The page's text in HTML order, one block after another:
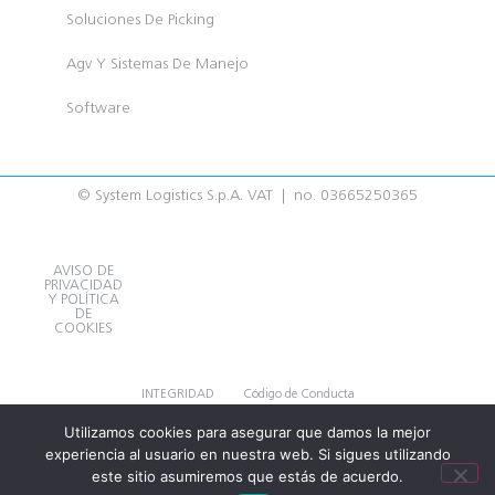
Soluciones De Picking
Agv Y Sistemas De Manejo
Software
© System Logistics S.p.A. VAT | no. 03665250365
AVISO DE
PRIVACIDAD
Y POLÍTICA
DE
COOKIES
INTEGRIDAD Código de Conducta
Condiciones Generales de Compra Código de Conducta de Proveedores
Utilizamos cookies para asegurar que damos la mejor
experiencia al usuario en nuestra web. Si sigues utilizando
este sitio asumiremos que estás de acuerdo.